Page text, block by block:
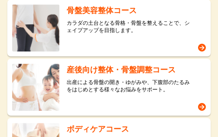
骨盤美容整体コース
カラダの土台となる骨格・骨盤を整えることで、シ
ェイプアップを目指します。
産後向け整体・骨盤調整コース
出産による骨盤の開き・ゆがみや、下腹部のたるみ
をはじめとする様々なお悩みをサポート。
ボディケアコース